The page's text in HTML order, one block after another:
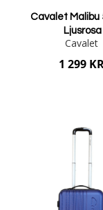
Cavalet Malibu
Ljusrosa
Cavalet
1 299